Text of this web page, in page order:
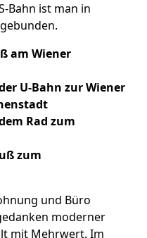
Bahn ist man in
am Wiener
U-Bahn zur Wiener
Rad zum
zum
und Büro
moderner
mit Mehrwert. Im